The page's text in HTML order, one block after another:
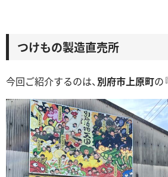
つけもの製造直売所
今回ご紹介するのは、 別府市上原町の